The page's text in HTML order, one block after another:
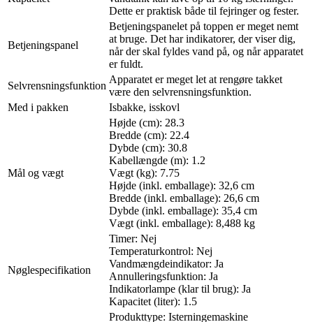
Dette er praktisk både til fejringer og fester.
Betjeningspanel
Betjeningspanelet på toppen er meget nemt
at bruge. Det har indikatorer, der viser dig,
når der skal fyldes vand på, og når apparatet
er fuldt.
Selvrensningsfunktion
Apparatet er meget let at rengøre takket
være den selvrensningsfunktion.
Med i pakken
Isbakke, isskovl
Mål og vægt
Højde (cm): 28.3
Bredde (cm): 22.4
Dybde (cm): 30.8
Kabellængde (m): 1.2
Vægt (kg): 7.75
Højde (inkl. emballage): 32,6 cm
Bredde (inkl. emballage): 26,6 cm
Dybde (inkl. emballage): 35,4 cm
Vægt (inkl. emballage): 8,488 kg
Nøglespecifikation
Timer: Nej
Temperaturkontrol: Nej
Vandmængdeindikator: Ja
Annulleringsfunktion: Ja
Indikatorlampe (klar til brug): Ja
Kapacitet (liter): 1.5
Produkttype: Isterningemaskine